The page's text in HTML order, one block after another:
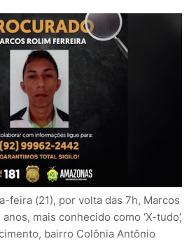
feira (21), por volta das 7h, Marcos
mais conhecido como ‘X-tudo’,
bairro Colônia Antônio